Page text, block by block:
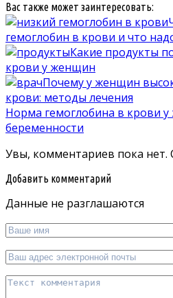
Вас также может заинтересовать:
гемоглобин в крови и что
Какие продукты
крови у женщин
Почему у женщин
крови: методы лечения
Норма гемоглобина в крови
беременности
Увы, комментариев пока нет.
Добавить комментарий
Данные не разглашаются